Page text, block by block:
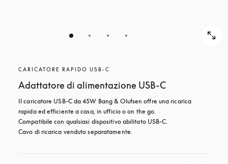
CARICATORE RAPIDO USB-C
Adattatore di alimentazione USB-C
Il caricatore USB-C da 45W Bang & Olufsen offre una ricarica
rapida ed efficiente a casa, in ufficio o on the go.
Compatibile con qualsiasi dispositivo abilitato USB-C.
Cavo di ricarica venduto separatamente.